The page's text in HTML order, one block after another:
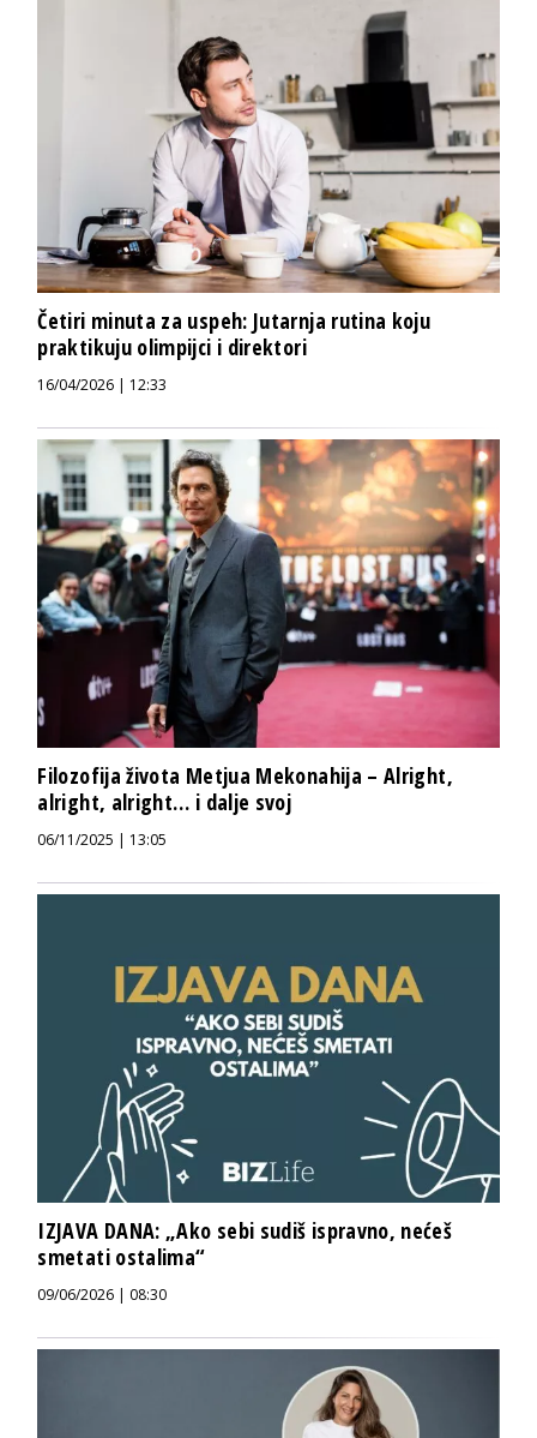
Četiri minuta za uspeh: Jutarnja rutina koju
praktikuju olimpijci i direktori
16/04/2026 | 12:33
Filozofija života Metjua Mekonahija – Alright,
alright, alright… i dalje svoj
06/11/2025 | 13:05
IZJAVA DANA: „Ako sebi sudiš ispravno, nećeš
smetati ostalima“
09/06/2026 | 08:30